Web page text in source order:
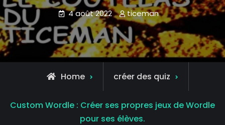
4 août 2022 ticeman
Home créer des quiz
Custom Wordle : Créer ses propres jeux de Wordle
pour ses élèves.